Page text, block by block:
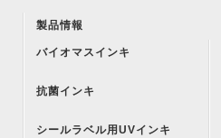
製品情報
バイオマスインキ
抗菌インキ
シールラベル用UVインキ